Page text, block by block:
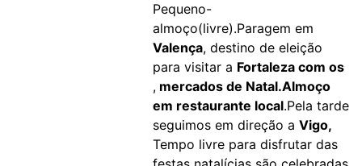
Pequeno-
almoço(livre).Paragem em
Valença, destino de eleição
para visitar a Fortaleza com os
, mercados de Natal.Almoço
em restaurante local.Pela tarde
seguimos em direção a Vigo,
Tempo livre para disfrutar das